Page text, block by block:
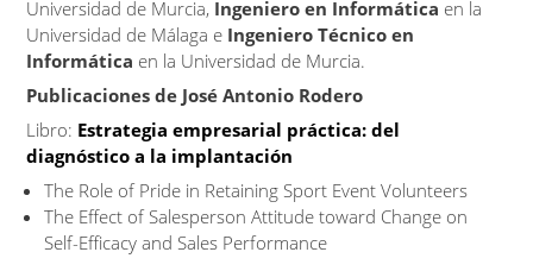
Universidad de Murcia, Ingeniero en Informática en la
Universidad de Málaga e Ingeniero Técnico en
Informática en la Universidad de Murcia.
Publicaciones de José Antonio Rodero
Libro: Estrategia empresarial práctica: del
diagnóstico a la implantación
The Role of Pride in Retaining Sport Event Volunteers
The Effect of Salesperson Attitude toward Change on
Self-Efficacy and Sales Performance